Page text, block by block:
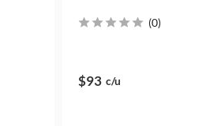
(0)
$93 c/u